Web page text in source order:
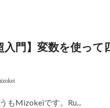
入門】変数を使って
もMizokeiです。Ru...